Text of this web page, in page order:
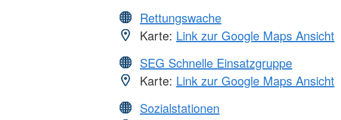
Rettungswache
Karte: Link zur Google Maps Ansicht
SEG Schnelle Einsatzgruppe
Karte: Link zur Google Maps Ansicht
Sozialstationen